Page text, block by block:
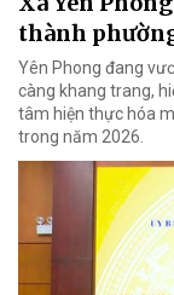
thành
Yên Phong đang
càng khang trang,
tâm hiện thực hóa
trong năm 2026.